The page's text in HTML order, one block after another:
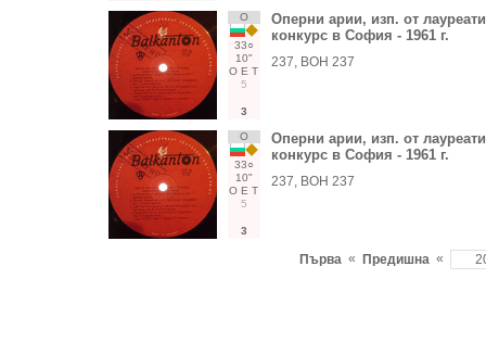
О
33○
10"
О Е Т
5
3
Оперни арии, изп. от
конкурс в София - 1961 г.
237, ВОН 237
О
33○
10"
О Е Т
5
3
Оперни арии, изп. от
конкурс в София - 1961 г.
237, ВОН 237
Първа « Предишна «